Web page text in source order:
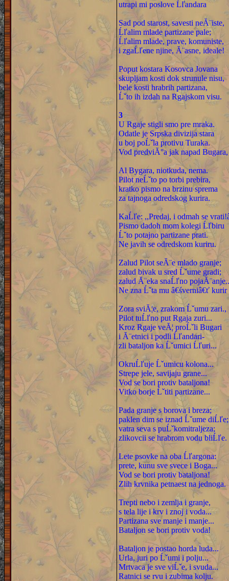
utrapi mi poslove Ĺľandara
Sad pod starost, savesti neĂ¨iste,
Ĺľalim mlade partizane pale;
Ĺľalim mlade, prave, komuniste,
i zgaĹľene njine, Ă¨asne, ideale!
Poput kostara Kosovca Jovana
skupljam kosti dok strunule nisu,
bele kosti hrabrih partizana,
Ĺˇto ih izdah na Rgajskom visu.
3
U Rgaje stigli smo pre mraka.
Odatle je Srpska divizija stara
u boj poĹˇla protivu Turaka.
Vod predviĂ°a jak napad Bugara,
Al Bygara, niotkuda, nema.
Pilot neĹˇto po torbi prebira,
kratko pismo na brzinu sprema
za tajnoga odredskog kurira.
KaĹľe: ,,Predaj, i odmah se
Pismo dadoh mom kolegi Ĺľbiru
Ĺˇto potajno partizane prati.
Ne javih se odredskom kuriru.
Zalud Pilot seĂ¨e mlado granje;
zalud bivak u sred Ĺˇume gradi;
zalud Ă¨eka snaĹľno
Ne zna Ĺˇta mu â€śverniâ€ť kurir
Zora sviĂ¦e, zrakom Ĺˇumu zari.,
Pilot tuĹľno put Rgaja zuri...
Kroz Rgaje veĂ¦ proĹˇli Bugari
i Ă¨etnici i podli Ĺľandari-
zli bataljon ka Ĺˇumici Ĺľuri...
OkruĹľuje Ĺˇumicu kolona...
Strepe jele, savijaju grane...
Vod se bori protiv bataljona!
Vitko borje Ĺˇtiti partizane...
Pada granje s borova i breza;
paklen dim se iznad Ĺˇume diĹľe;
vatra seva s puĹˇkomitraljeza;
zlikovcii se hrabrom vodu bliĹľe.
Lete psovke na oba Ĺľargona:
prete, kunu sve svece i Boga...
Vod se bori protiv bataljona!
Zlih krvnika petnaest na jednoga.
Trepti nebo i zemlja i granje,
s tela lije i krv i znoj i voda...
Partizana sve manje i manje...
Bataljon se bori protiv voda!
Bataljon je postao horda luda...
Urla, juri po Ĺˇumi i polju...
Mrtvaca je sve viĹˇe, i svuda...
Ratnici se rvu i zubima kolju.